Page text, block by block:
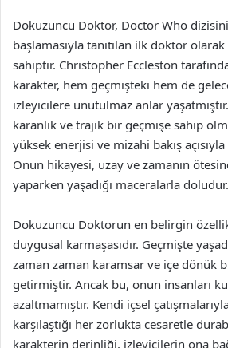
Dokuzuncu Doktor, Doctor Who
başlamasıyla tanıtılan ilk doktor
sahiptir. Christopher Eccleston
karakter, hem geçmişteki hem de
izleyicilere unutulmaz anlar
karanlık ve trajik bir geçmişe sahip
yüksek enerjisi ve mizahi bakış
Onun hikayesi, uzay ve zamanın
yaparken yaşadığı maceralarla doludur.
Dokuzuncu Doktorun en belirgin
duygusal karmaşasıdır. Geçmişte
zaman zaman karamsar ve içe dönük
getirmiştir. Ancak bu, onun insanları
azaltmamıştır. Kendi içsel
karşılaştığı her zorlukta cesaretle
karakterin derinliği, izleyicilerin ona